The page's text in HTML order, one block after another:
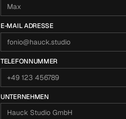
E-MAIL ADRESSE
TELEFONNUMMER
UNTERNEHMEN